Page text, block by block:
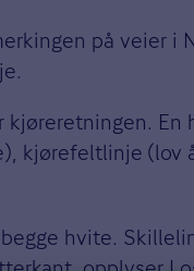
på veier i
kjørefeltlinje (lov
hvite.